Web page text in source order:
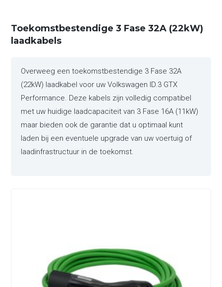
Toekomstbestendige 3 Fase 32A (22kW)
laadkabels
Overweeg een toekomstbestendige 3 Fase 32A
(22kW) laadkabel voor uw Volkswagen ID.3 GTX
Performance. Deze kabels zijn volledig compatibel
met uw huidige laadcapaciteit van 3 Fase 16A (11kW)
maar bieden ook de garantie dat u optimaal kunt
laden bij een eventuele upgrade van uw voertuig of
laadinfrastructuur in de toekomst.